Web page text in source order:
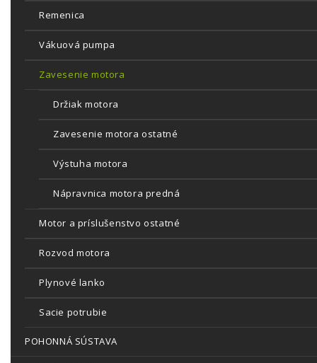
Remenica
Vákuová pumpa
Zavesenie motora
Držiak motora
Zavesenie motora ostatné
Výstuha motora
Nápravnica motora predná
Motor a príslušenstvo ostatné
Rozvod motora
Plynové lanko
Sacie potrubie
POHONNÁ SÚSTAVA